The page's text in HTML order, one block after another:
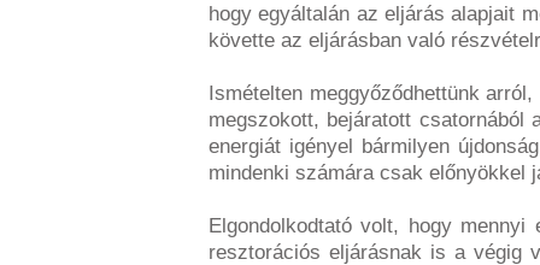
hogy egyáltalán az eljárás alapjait
követte az eljárásban való
Ismételten meggyőződhettünk
megszokott, bejáratott csatornából
energiát igényel bármilyen
mindenki számára csak előnyökkel
Elgondolkodtató volt, hogy mennyi
resztorációs eljárásnak is a végig